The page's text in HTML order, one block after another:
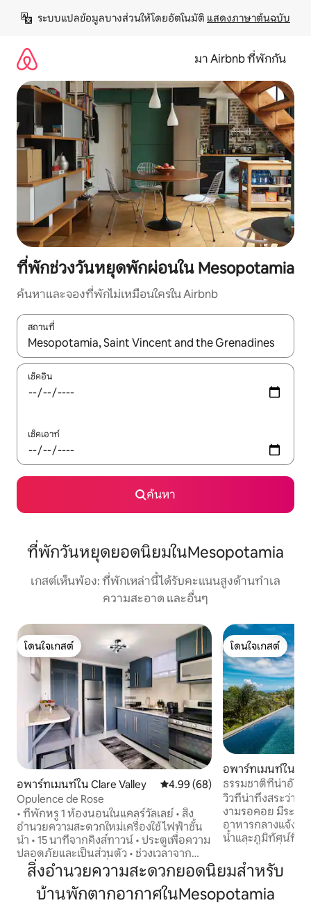
เนื้อหา
ระบบแปลข้อมูลบางส่วนให้โดยอัตโนมัติ แสดงภาษาต้นฉบับ
มา Airbnb ที่พักกัน
ที่พักช่วงวันหยุดพักผ่อนใน Mesopotamia
ค้นหาและจองที่พักไม่เหมือนใครใน Airbnb
สถานที่
ใช้ลูกศรขึ้นลง หรือใช้การสัมผัสหรือปัด เพื่อสำรวจผลการค้นหา
เช็คอิน
เช็คเอาท์
ค้นหา
ที่พักวันหยุดยอดนิยมในMesopotamia
เกสต์เห็นพ้อง: ที่พักเหล่านี้ได้รับคะแนนสูงด้านทำเล
ความสะอาด และอื่นๆ
โดนใจเกสต์
โดนใจเกสต์
อพาร์ทเมนท์ใน Clare Valley คะแนนเฉลี่ย 4.99 จาก 5, 68 รีวิว
4.99 (68)
Opulence de Rose
• ที่พักหรู 1 ห้องนอนในแคลร์วัลเลย์ • สิ่ง
อำนวยความสะดวกใหม่เครื่องใช้ไฟฟ้าชั้น
นำ • 15 นาทีจากคิงส์ทาวน์ • ประตูเพื่อความ
ปลอดภัยและเป็นส่วนตัว • ช่วงเวลาจาก
ชายหาดทรายสีดำที่สวยงาม • 2 นาทีจาก
โรงเรียนรัฐบาลแคลร์วัลเลย์ • สะดวกสบาย
ใกล้ซูเปอร์มาร์เก็ต (5 นาที) • ลานลานบ้านที่
โดนใจเกสต์
โดนใจเกสต์
อพาร์ทเมนท์ใน St.
ธรรมชาติที่น่าอัศจ
วิวที่น่าทึ่งสระว่าย
งามรอคอย มีระเบียงสำหรับรับประทาน
อาหารกลางแจ้งข้
น้ำและภูมิทัศน์ที่เ
ทันสมัยห้องนอน 2
และตู้เสื้อผ้าแบบว
อุปกรณ์ครบครันพ
ชงกาแฟ ออกกำลั
สิ่งอำนวยความสะดวกยอดนิยมสำหรับ
บ้านพักตากอากาศในMesopotamia